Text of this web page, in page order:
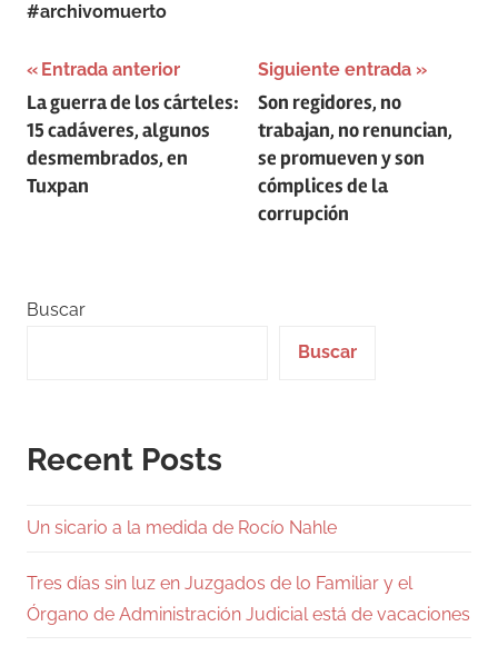
#archivomuerto
Navegación
de
entradas
Entrada anterior
La guerra de los cárteles:
15 cadáveres, algunos
desmembrados, en
Tuxpan
Siguiente entrada
Son regidores, no
trabajan, no renuncian,
se promueven y son
cómplices de la
corrupción
Buscar
Buscar
Recent Posts
Un sicario a la medida de Rocío Nahle
Tres días sin luz en Juzgados de lo Familiar y el
Órgano de Administración Judicial está de vacaciones